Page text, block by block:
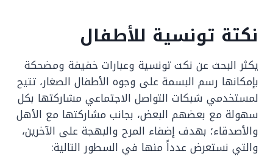
نكتة تونسية للأطفال
يكثر البحث عن نكت تونسية وعبارات خفيفة ومضحكة
بإمكانها رسم البسمة على وجوه الأطفال الصغار، تتيح
لمستخدمي شبكات التواصل الاجتماعي مشاركتها بكل
سهولة مع بعضهم البعض، بجانب مشاركتها مع الأهل
والأصدقاء؛ بهدف إضفاء المرح والبهجة على الآخرين،
والتي نستعرض عدداً منها في السطور التالية: